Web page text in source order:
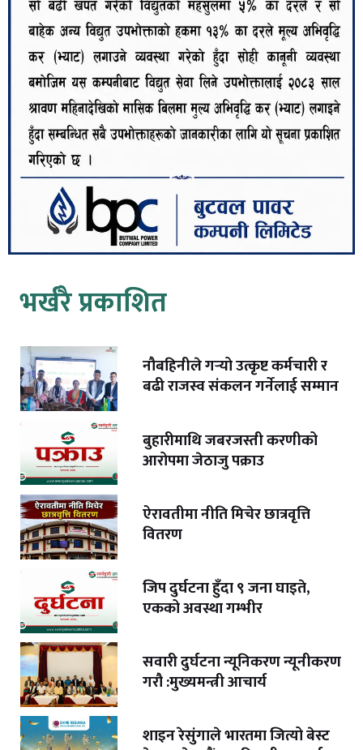
भर्खरै प्रकाशित
नौबहिनीले गर्‍यो उत्कृष्ट कर्मचारी र
बढी राजस्व संकलन गर्नेलाई सम्मान
बुहारीमाथि जबरजस्ती करणीको
आरोपमा जेठाजु पक्राउ
ऐरावतीमा नीति मिचेर छात्रवृत्ति
वितरण
जिप दुर्घटना हुँदा ९ जना घाइते,
एकको अवस्था गम्भीर
सवारी दुर्घटना न्यूनिकरण न्यूनीकरण
गरौ :मुख्यमन्त्री आचार्य
शाइन रेसुंगाले भारतमा जित्यो बेस्ट